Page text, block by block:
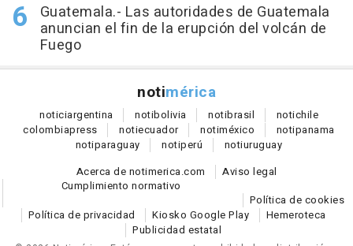
Guatemala.- Las autoridades de Guatemala
anuncian el fin de la erupción del volcán de
Fuego
notimérica
noticiargentina notibolivia notibrasil notichile
colombiapress notiecuador notiméxico notipanama
notiparaguay notiperú notiuruguay
Acerca de notimerica.com
Aviso legal
Cumplimiento normativo
Política de cookies
Política de privacidad
Kiosko Google Play
Hemeroteca
Publicidad estatal